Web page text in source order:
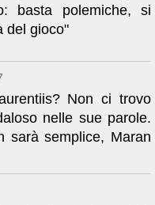
basta polemiche, si
del gioco"
Non ci trovo
nelle sue parole.
sarà semplice, Maran